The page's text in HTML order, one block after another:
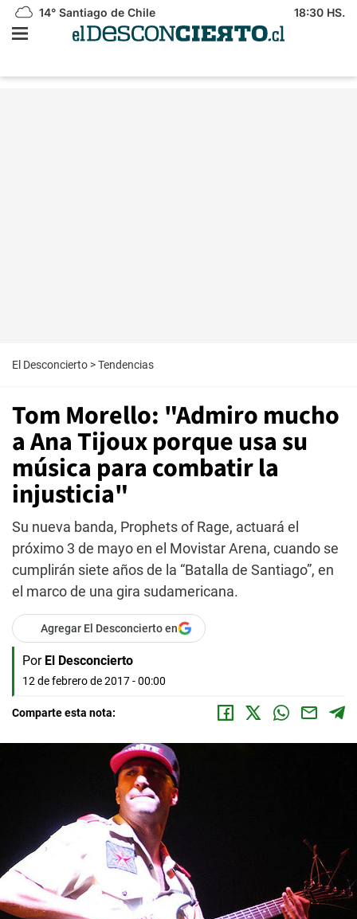
14° Santiago de Chile 18:30 HS.
El Desconcierto >Tendencias
Tom Morello: "Admiro mucho
a Ana Tijoux porque usa su
música para combatir la
injusticia"
Su nueva banda, Prophets of Rage, actuará el
próximo 3 de mayo en el Movistar Arena, cuando se
cumplirán siete años de la “Batalla de Santiago”, en
el marco de una gira sudamericana.
Agregar El Desconcierto en
Por El Desconcierto
12 de febrero de 2017 - 00:00
Comparte esta nota: